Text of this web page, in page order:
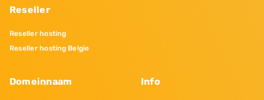
Reseller
Reseller hosting
Reseller hosting Belgie
Domeinnaam Info